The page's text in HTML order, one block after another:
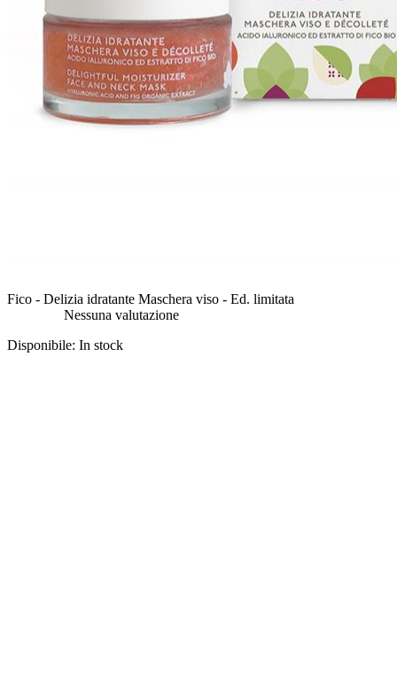
Fico - Delizia idratante Maschera viso - Ed. limitata
Nessuna valutazione
Disponibile: In stock